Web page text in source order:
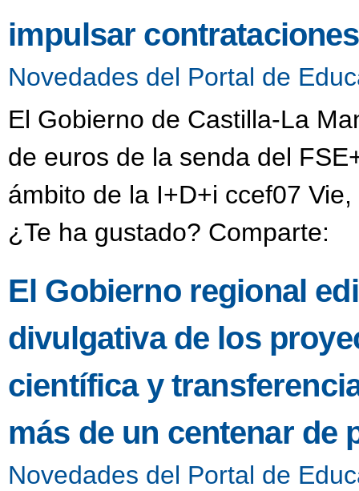
impulsar
Novedades del Portal de
El Gobierno de Castilla-La
de euros de la senda del
ámbito de la I+D+i ccef07
¿Te ha gustado? Comparte:
El Gobierno regional
divulgativa de los
científica y
más de un centenar de
Novedades del Portal de